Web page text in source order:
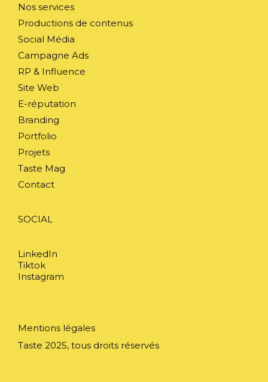
Nos services
Productions de contenus
Social Média
Campagne Ads
RP & Influence
Site Web
E-réputation
Branding
Portfolio
Projets
Taste Mag
Contact
SOCIAL
LinkedIn
Tiktok
Instagram
Mentions légales
Taste 2025, tous droits réservés